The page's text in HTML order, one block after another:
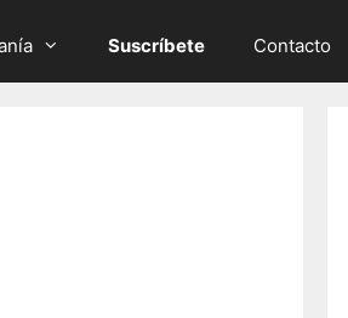
Suscríbete Contacto